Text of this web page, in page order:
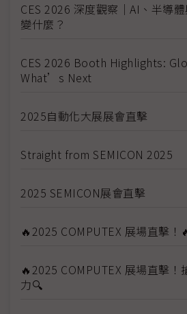
CES 2026 深度觀察｜AI、半導
變什麼？
CES 2026 Booth Highlights:
What’s Next
2025自動化大展展會直擊
Straight from SEMICON 2025
2025 SEMICON展會直擊
🔥2025 COMPUTEX 展場直擊！
🔥2025 COMPUTEX 展場直擊
力🔍